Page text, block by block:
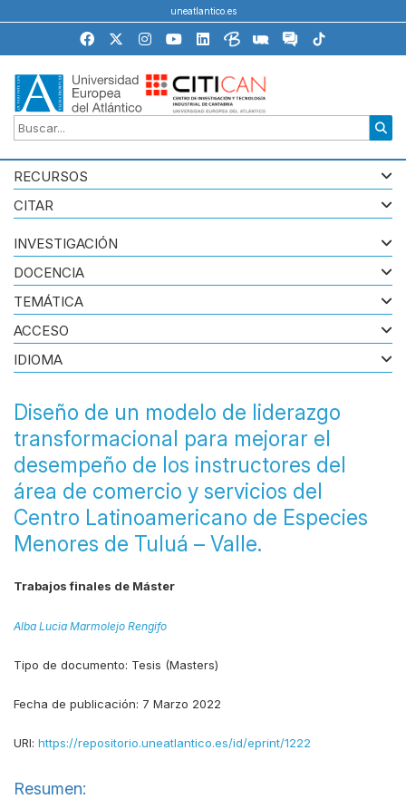
uneatlantico.es
RECURSOS
CITAR
Diseño de un modelo de liderazgo
transformacional para mejorar el
desempeño de los instructores del
área de comercio y servicios del
Centro Latinoamericano de Especies
Menores de Tuluá – Valle.
Trabajos finales de Máster
Alba Lucia Marmolejo Rengifo
Tipo de documento: Tesis (Masters)
Fecha de publicación: 7 Marzo 2022
URI: https://repositorio.uneatlantico.es/id/eprint/1222
Resumen:
INVESTIGACIÓN
DOCENCIA
TEMÁTICA
ACCESO
IDIOMA